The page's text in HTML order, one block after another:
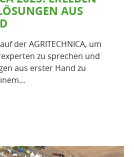
AUS
der AGRITECHNICA, um
zu sprechen und
aus erster Hand zu